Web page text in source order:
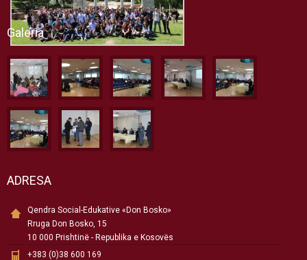
Galeria
ADRESA
Qendra Social-Edukative «Don Bosko»
Rruga Don Bosko, 15
10 000 Prishtinë - Republika e Kosovës
+383 (0)38 600 169